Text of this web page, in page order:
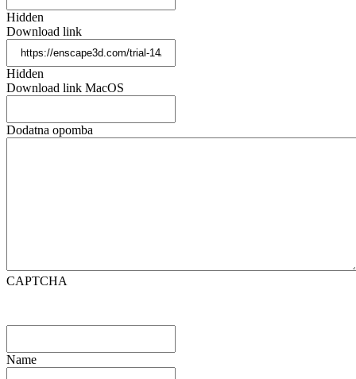
Hidden
Download link
Hidden
Download link MacOS
Dodatna opomba
CAPTCHA
Name